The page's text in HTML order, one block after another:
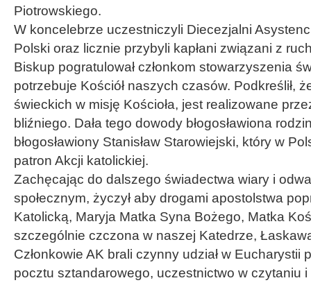
Piotrowskiego.
W koncelebrze uczestniczyli Diecezjalni
Polski oraz licznie przybyli kapłani związani z
Biskup pogratulował członkom stowarzyszenia
potrzebuje Kościół naszych czasów. Podkreślił,
świeckich w misję Kościoła, jest realizowane
bliźniego. Dała tego dowody błogosławiona
błogosławiony Stanisław Starowiejski, który w
patron Akcji katolickiej.
Zachęcając do dalszego świadectwa wiary i
społecznym, życzył aby drogami apostolstwa
Katolicką, Maryja Matka Syna Bożego, Matka
szczególnie czczona w naszej Katedrze,
Członkowie AK brali czynny udział w Eucharystii
pocztu sztandarowego, uczestnictwo w czytaniu